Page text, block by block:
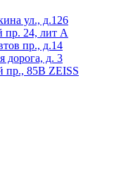
ул., д.126
24, лит А
пр., д.14
дорога, д. 3
пр., 85В ZEISS